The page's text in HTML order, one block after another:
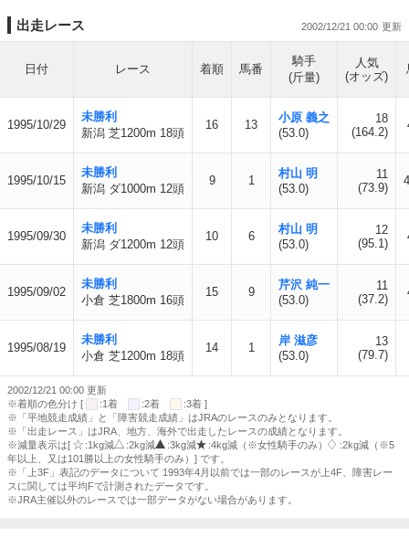
出走レース 2002/12/21 00:00
日付 レース 着順 馬番
騎手
(斤量)
人気
(オッズ)
1995/10/29
未勝利
新潟 芝1200m 18頭
16 13
小原 義之
(53.0)
18
(164.2)
1995/10/15
未勝利
新潟 ダ1000m 12頭
9 1
村山 明
(53.0)
11
(73.9)
1995/09/30
未勝利
新潟 ダ1200m 12頭
10 6
村山 明
(53.0)
12
(95.1)
1995/09/02
未勝利
小倉 芝1800m 16頭
15 9
芹沢 純一
(53.0)
11
(37.2)
1995/08/19
未勝利
小倉 芝1200m 18頭
14 1
岸 滋彦
(53.0)
13
(79.7)
2002/12/21 00:00 更新
※着順の色分け [
:1着 :2着
:3着 ]
※「平地競走成績」と「障害競走成績」はJRAのレースのみとなります。
※「出走レース」はJRA、地方、海外で出走したレースの成績となります。
※減量表示は[
:1kg減 :2kg減 :3kg減 :4kg減（※女性騎手のみ）
:2kg減（※5
年以上、又は101勝以上の女性騎手のみ）] です。
※「上3F」表記のデータについて 1993年4月以前では一部のレースが上4F、障害レー
スに関しては平均Fで計測されたデータです。
※JRA主催以外のレースでは一部データがない場合があります。